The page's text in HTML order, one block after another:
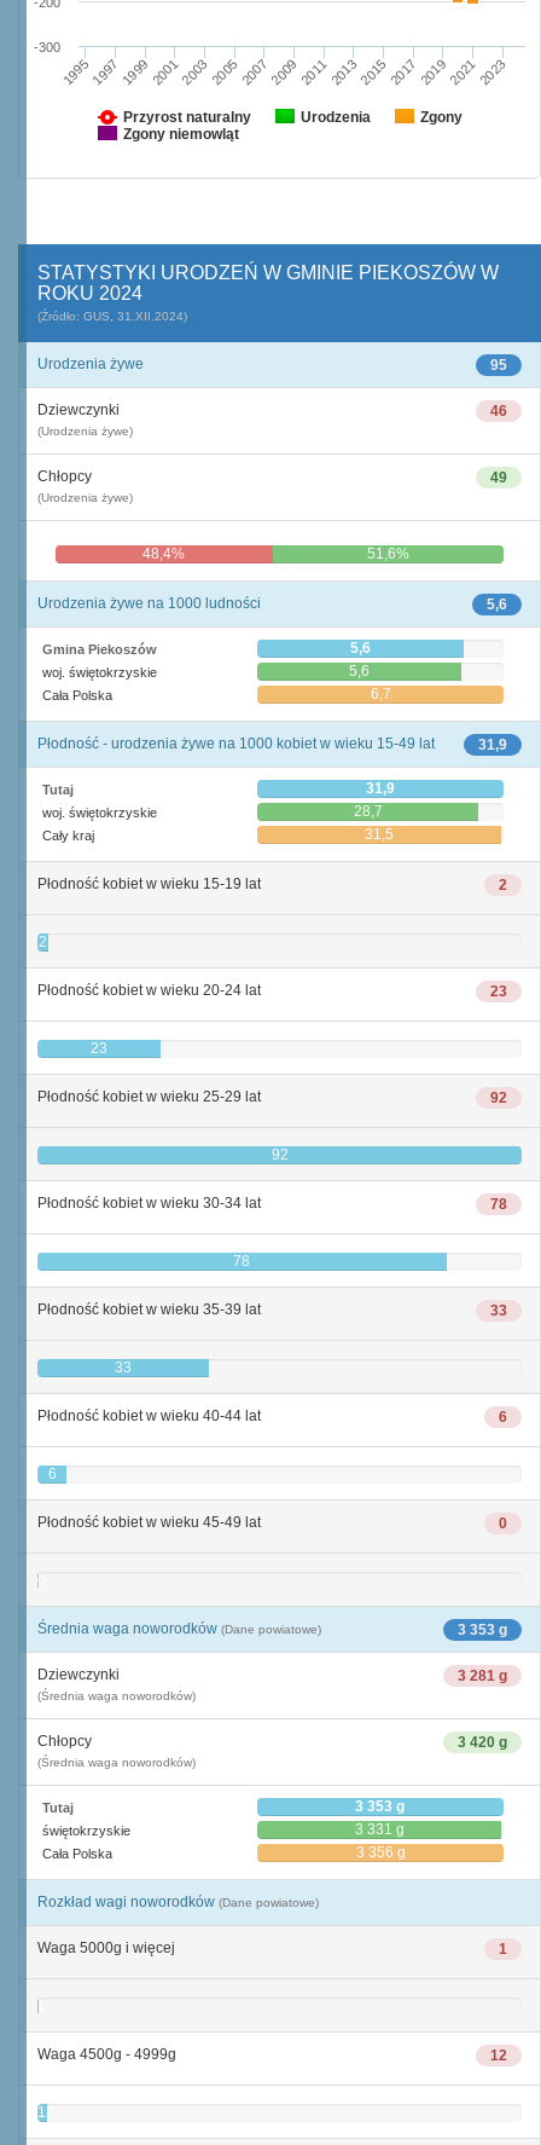
Przyrost naturalny Urodzenia
Zgony
Zgony niemowląt
19951997 1999200120032005200720092011201320152017 201920212023
-300
STATYSTYKI URODZEŃ W GMINIE PIEKOSZÓW W
ROKU 2024
(Źródło: GUS, 31.XII.2024)
95
Urodzenia żywe
46
Dziewczynki
(Urodzenia żywe)
49
Chłopcy
(Urodzenia żywe)
48,4% 51,6%
5,6
Urodzenia żywe na 1000 ludności
Gmina Piekoszów 5,6
woj. świętokrzyskie 5,6
Cała Polska 6,7
31,9
Płodność - urodzenia żywe na 1000 kobiet w wieku 15-49 lat
Tutaj 31,9
woj. świętokrzyskie 28,7
Cały kraj 31,5
2
Płodność kobiet w wieku 15-19 lat
2
23
Płodność kobiet w wieku 20-24 lat
23
92
Płodność kobiet w wieku 25-29 lat
92
78
Płodność kobiet w wieku 30-34 lat
78
33
Płodność kobiet w wieku 35-39 lat
33
6
Płodność kobiet w wieku 40-44 lat
6
0
Płodność kobiet w wieku 45-49 lat
0
3 353 g
Średnia waga noworodków (Dane powiatowe)
3 281 g
Dziewczynki
(Średnia waga noworodków)
3 420 g
Chłopcy
(Średnia waga noworodków)
Tutaj 3 353 g
świętokrzyskie 3 331 g
Cała Polska 3 356 g
Rozkład wagi noworodków (Dane powiatowe)
1
Waga 5000g i więcej
1
12
Waga 4500g - 4999g
12